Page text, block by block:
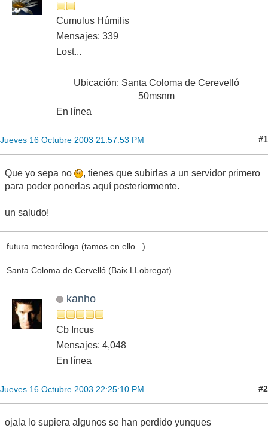
Cumulus Húmilis
Mensajes: 339
Lost...
Ubicación: Santa Coloma de Cerevelló
50msnm
En línea
Jueves 16 Octubre 2003 21:57:53 PM #1
Que yo sepa no
, tienes que subirlas a un servidor primero
para poder ponerlas aquí posteriormente.
un saludo!
futura meteoróloga (tamos en ello...)
Santa Coloma de Cervelló (Baix LLobregat)
kanho
Cb Incus
Mensajes: 4,048
En línea
Jueves 16 Octubre 2003 22:25:10 PM #2
ojala lo supiera algunos se han perdido yunques